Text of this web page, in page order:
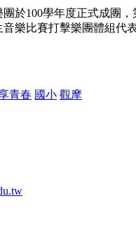
於100學年度正式成團
樂比賽打擊樂團體組代
青春 國小 觀摩